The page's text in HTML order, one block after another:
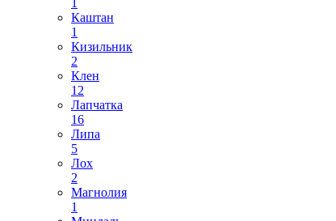
1
Каштан
1
Кизильник
2
Клен
12
Лапчатка
16
Липа
5
Лох
2
Магнолия
1